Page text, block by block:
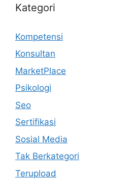
Kategori
Kompetensi
Konsultan
MarketPlace
Psikologi
Seo
Sertifikasi
Sosial Media
Tak Berkategori
Terupload